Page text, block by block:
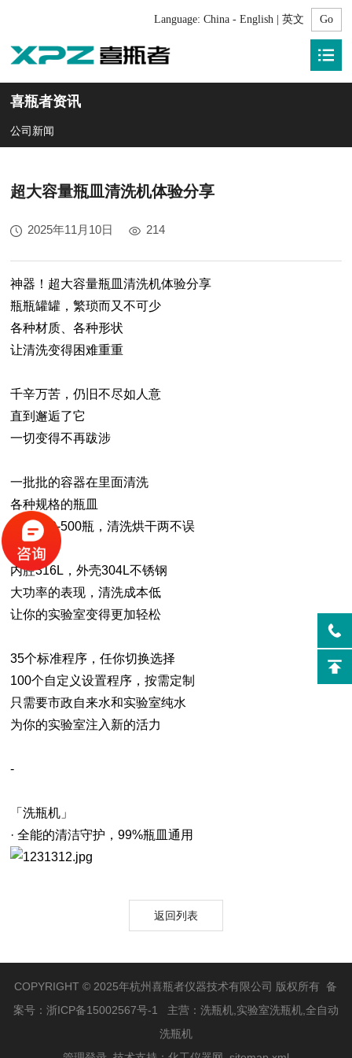
Language: China - English | 英文
喜瓶者资讯
公司新闻
超大容量瓶皿清洗机体验分享
2025年11月10日 214
神器！超大容量瓶皿清洗机体验分享
瓶瓶罐罐，繁琐而又不可少
各种材质、各种形状
让清洗变得困难重重
千辛万苦，仍旧不尽如人意
直到邂逅了它
一切变得不再跋涉
一批批的容器在里面清洗
各种规格的瓶皿
一次100-500瓶，清洗烘干两不误
内腔316L，外壳304L不锈钢
大功率的表现，清洗成本低
让你的实验室变得更加轻松
35个标准程序，任你切换选择
100个自定义设置程序，按需定制
只需要市政自来水和实验室纯水
为你的实验室注入新的活力
-
「洗瓶机」
· 全能的清洁守护，99%瓶皿通用
返回列表
COPYRIGHT © 2025年杭州喜瓶者仪器技术有限公司 版权所有 备
案号： 浙ICP备15002567号-1
主营：洗瓶机,实验室洗瓶机,全自动
洗瓶机